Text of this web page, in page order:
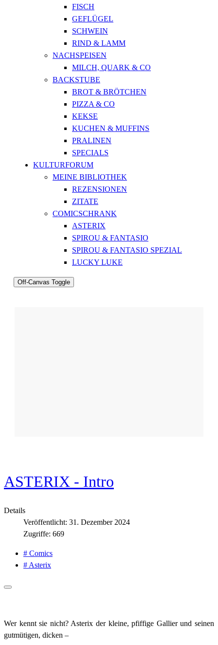
FISCH
GEFLÜGEL
SCHWEIN
RIND & LAMM
NACHSPEISEN
MILCH, QUARK & CO
BACKSTUBE
BROT & BRÖTCHEN
PIZZA & CO
KEKSE
KUCHEN & MUFFINS
PRALINEN
SPECIALS
KULTURFORUM
MEINE BIBLIOTHEK
REZENSIONEN
ZITATE
COMICSCHRANK
ASTERIX
SPIROU & FANTASIO
SPIROU & FANTASIO SPEZIAL
LUCKY LUKE
Off-Canvas Toggle
ASTERIX - Intro
Details
Veröffentlicht: 31. Dezember 2024
Zugriffe: 669
# Comics
# Asterix
Wer kennt sie nicht? Asterix der kleine, pfiffige Gallier und seinen
gutmütigen, dicken –